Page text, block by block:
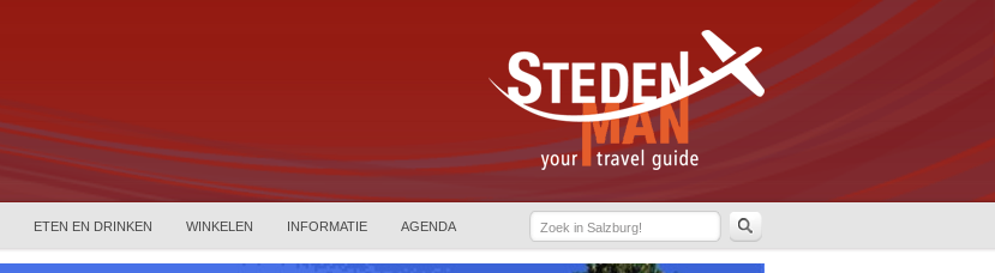
ETEN EN DRINKEN WINKELEN INFORMATIE AGENDA